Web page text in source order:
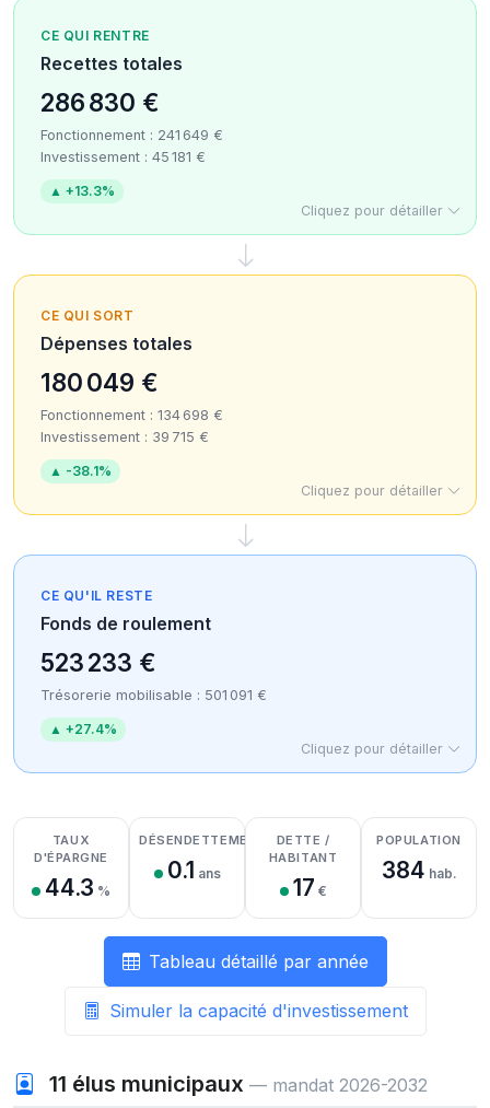
CE QUI RENTRE
Recettes totales
286 830 €
Fonctionnement : 241 649 €
Investissement : 45 181 €
▲ +13.3%
Cliquez pour détailler
CE QUI SORT
Dépenses totales
180 049 €
Fonctionnement : 134 698 €
Investissement : 39 715 €
▲ -38.1%
Cliquez pour détailler
CE QU'IL RESTE
Fonds de roulement
523 233 €
Trésorerie mobilisable : 501 091 €
▲ +27.4%
Cliquez pour détailler
Détail des recettes
Détail des dépenses
Détail de la trésorerie
TAUX
D'ÉPARGNE
44.3 %
DÉSENDETTEMENT
0.1 ans
DETTE /
HABITANT
17 €
POPULATION
384 hab.
Tableau détaillé par année
Simuler la capacité d'investissement
11 élus municipaux — mandat 2026-2032